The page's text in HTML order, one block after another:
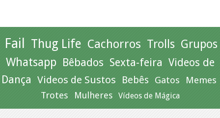
Fail Thug Life Cachorros Trolls Grupos
Whatsapp Bêbados Sexta-feira Videos de
Dança Videos de Sustos Bebês Gatos Memes
Trotes Mulheres Vídeos de Mágica